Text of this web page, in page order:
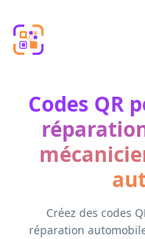
Codes QR
Créez des codes
réparation